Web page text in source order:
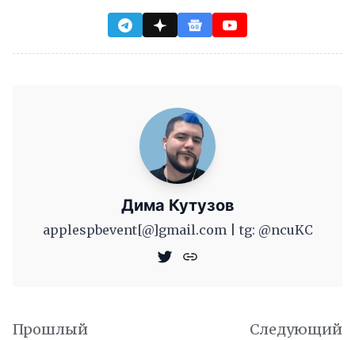
Дима Кутузов
applespbevent[@]gmail.com | tg: @ncuKC
Прошлый
Следующий